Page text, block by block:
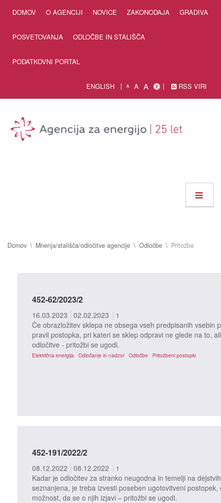
DOMOV O AGENCIJI NOVICE ZAKONODAJA GRADIVA
POSVETOVANJA ODLOČBE IN STALIŠČA
PODATKOVNI PORTAL
ENGLISH A A A RSS VIRI
Domov Mnenja/stališča/odločitve agencije Odločbe Pritožbe
452-62/2023/2
16.03.2023 02.02.2023 1
Če obrazložitev sklepa ne obsega vseh predpisanih vsebin
pravil postopka, pri kateri se sklep odpravi ne glede na to,
odločitve - pritožbi se ugodi.
Električna energija Odločanje in nadzor Odločbe Pritožbeni postopki
452-191/2022/2
08.12.2022 08.12.2022 1
Kadar je odločitev za stranko neugodna in temelji na
seznanjena, je treba izvesti poseben ugotovitveni
možnost, da se o njih izjavi – pritožbi se ugodi.